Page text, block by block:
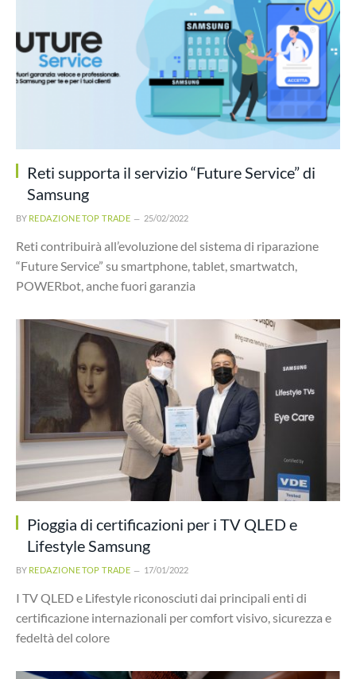
Reti supporta il servizio “Future Service” di
Samsung
BY REDAZIONE TOP TRADE 25/02/2022
Reti contribuirà all’evoluzione del sistema di riparazione
“Future Service” su smartphone, tablet, smartwatch,
POWERbot, anche fuori garanzia
Pioggia di certificazioni per i TV QLED e
Lifestyle Samsung
BY REDAZIONE TOP TRADE 17/01/2022
I TV QLED e Lifestyle riconosciuti dai principali enti di
certificazione internazionali per comfort visivo, sicurezza e
fedeltà del colore